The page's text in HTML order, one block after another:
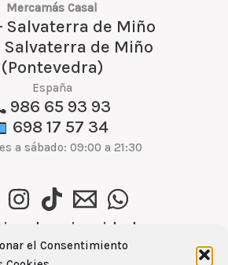
el Consentimiento
Mercamás Casal
Salvaterra de Miño
Salvaterra de Miño
(Pontevedra)
España
986 65 93 93
698 17 57 34
a sábado: 09:00 a 21:30
de privacidad
de cookies (UE)